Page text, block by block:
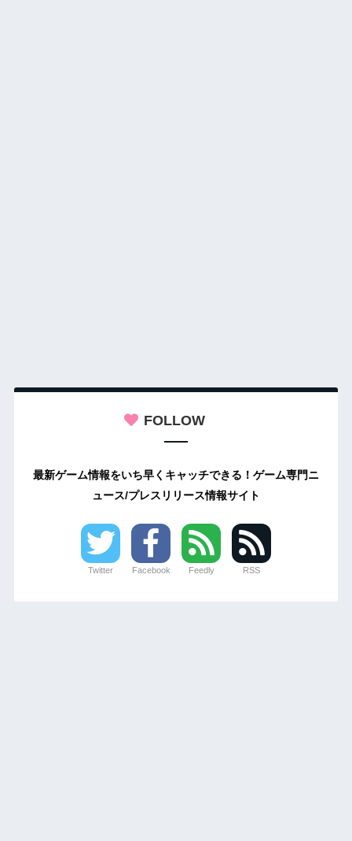
FOLLOW
最新ゲーム情報をいち早くキャッチできる！ゲーム専門ニ
ュース/プレスリリース情報サイト
Twitter Facebook Feedly RSS